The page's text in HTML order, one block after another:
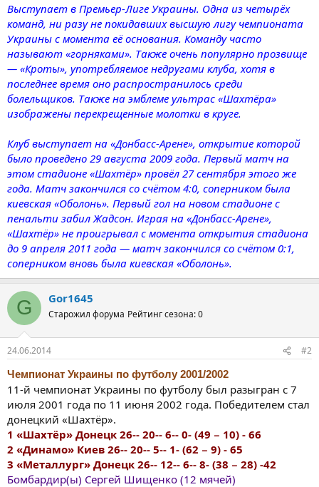
Выступает в Премьер-Лиге Украины. Одна из четырёх
команд, ни разу не покидавших высшую лигу чемпионата
Украины с момента её основания. Команду часто
называют «горняками». Также очень популярно прозвище
— «Кроты», употребляемое недругами клуба, хотя в
последнее время оно распространилось среди
болельщиков. Также на эмблеме ультрас «Шахтёра»
изображены перекрещенные молотки в круге.
Клуб выступает на «Донбасс-Арене», открытие которой
было проведено 29 августа 2009 года. Первый матч на
этом стадионе «Шахтёр» провёл 27 сентября этого же
года. Матч закончился со счётом 4:0, соперником была
киевская «Оболонь». Первый гол на новом стадионе с
пенальти забил Жадсон. Играя на «Донбасс-Арене»,
«Шахтёр» не проигрывал с момента открытия стадиона
до 9 апреля 2011 года — матч закончился со счётом 0:1,
соперником вновь была киевская «Оболонь».
G Gor1645
Старожил форума Рейтинг сезона: 0
24.06.2014
#2
Чемпионат Украины по футболу 2001/2002
11-й чемпионат Украины по футболу был разыгран с 7
июля 2001 года по 11 июня 2002 года. Победителем стал
донецкий «Шахтёр».
1 «Шахтёр» Донецк 26-- 20-- 6-- 0- (49 − 10) - 66
2 «Динамо» Киев 26-- 20-- 5-- 1- (62 − 9) - 65
3 «Металлург» Донецк 26-- 12-- 6-- 8- (38 − 28) -42
Бомбардир(ы) Сергей Шищенко (12 мячей)